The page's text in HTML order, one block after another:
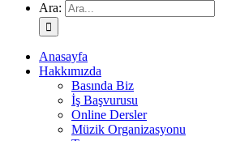
Ara:
Anasayfa
Hakkımızda
Basında Biz
İş Başvurusu
Online Dersler
Müzik Organizasyonu